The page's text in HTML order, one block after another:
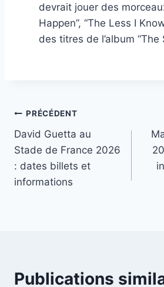
devrait jouer des
Happen”, “The Less I
des titres de l’album “The
Navigation
de
l’article
PRÉCÉDENT
David Guetta au
Stade de France 2026
: dates billets et
informations
Publications